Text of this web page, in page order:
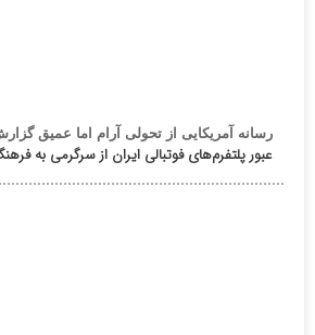
رسانه آمریکایی از تحولی آرام اما عمیق
عبور پلتفرم‌های فوتبالی ایران از سرگرمی به